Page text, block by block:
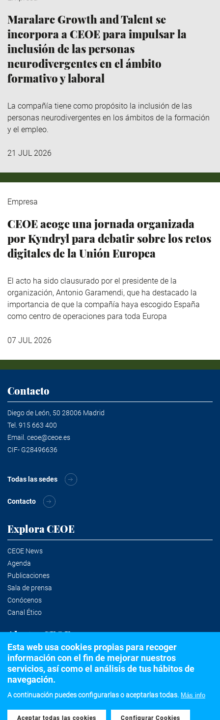
Maralarc Growth and Talent se
incorpora a CEOE para impulsar la
inclusión de las personas
neurodivergentes en el ámbito
formativo y laboral
La compañía tiene como propósito la inclusión de las
personas neurodivergentes en los ámbitos de la formación
y el empleo.
21 JUL 2026
Empresa
CEOE acoge una jornada organizada
por Kyndryl para debatir sobre los retos
digitales de la Unión Europea
El acto ha sido clausurado por el presidente de la
organización, Antonio Garamendi, que ha destacado la
importancia de que la compañía haya escogido España
como centro de operaciones para toda Europa
07 JUL 2026
Contacto
Diego de León, 50 28006 Madrid
Tel. 915 663 400
Email. ceoe@ceoe.es
CIF- G28496636
Todas las sedes
Contacto
Explora CEOE
CEOE News
Agenda
Publicaciones
Sala de prensa
Conócenos
Canal Ético
Alertas CEOE
Suscríbete a la newsletter
©2020 Confederación Española de Organizaciones Empresariales
Esta web usa cookies propias para recoger
información con el fin de mejorar nuestros
servicios, así como el análisis de tus hábitos de
navegación.
A continuación puedes configurarlas o aceptarlas todas. Más info
Aceptar todas las cookies
Withdraw consent